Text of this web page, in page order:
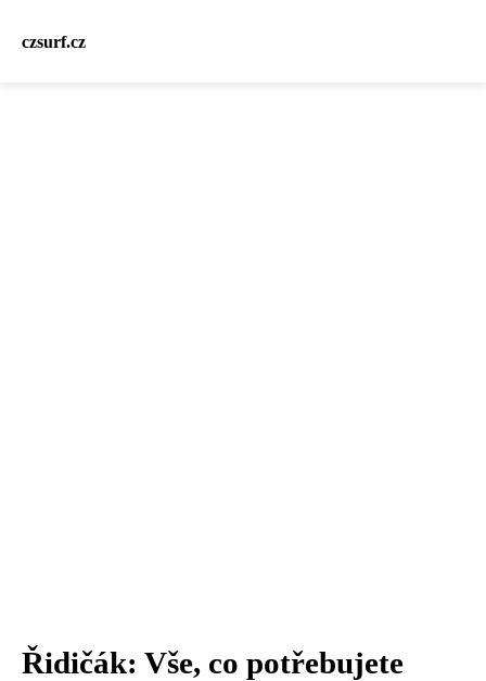
czsurf.cz
Řidičák: Vše, co potřebujete